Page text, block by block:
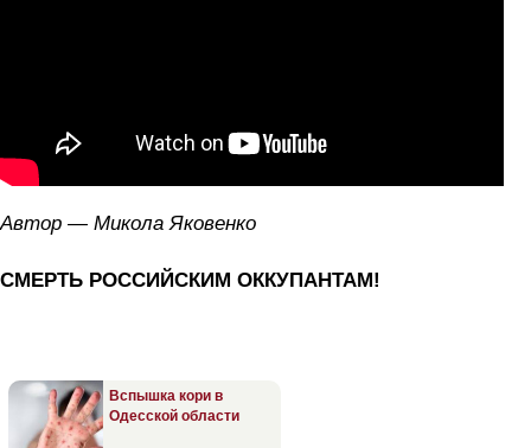
Автор — Микола Яковенко
СМЕРТЬ РОССИЙСКИМ ОККУПАНТАМ!
Вспышка кори в
Одесской области